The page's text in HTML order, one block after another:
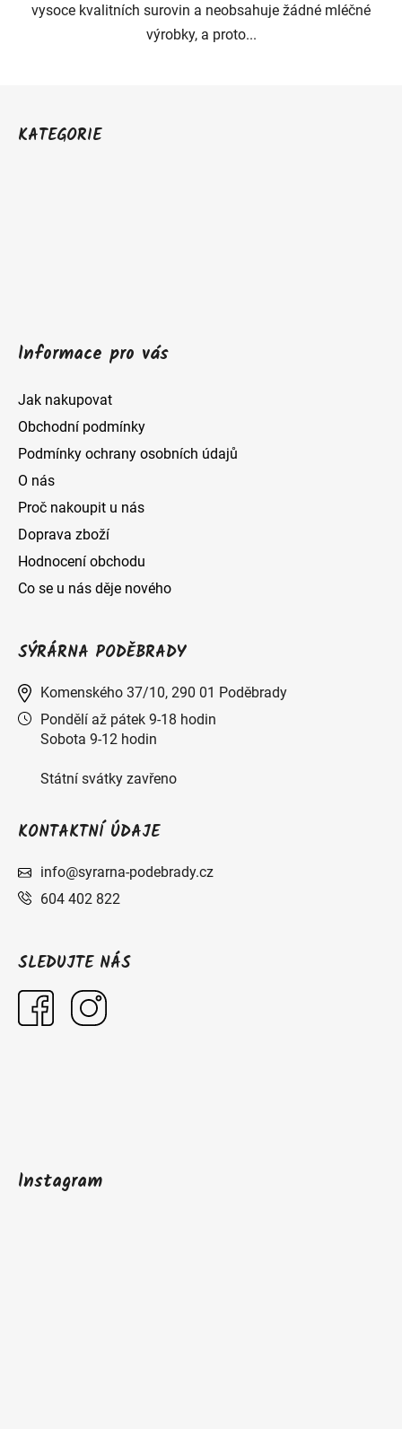
vysoce kvalitních surovin a neobsahuje žádné mléčné
výrobky, a proto...
KATEGORIE
Informace pro vás
Jak nakupovat
Obchodní podmínky
Podmínky ochrany osobních údajů
O nás
Proč nakoupit u nás
Doprava zboží
Hodnocení obchodu
Co se u nás děje nového
SÝRÁRNA PODĚBRADY
Komenského 37/10, 290 01 Poděbrady
Pondělí až pátek 9-18 hodin
Sobota 9-12 hodin
Státní svátky zavřeno
KONTAKTNÍ ÚDAJE
info@syrarna-podebrady.cz
604 402 822
SLEDUJTE NÁS
Instagram